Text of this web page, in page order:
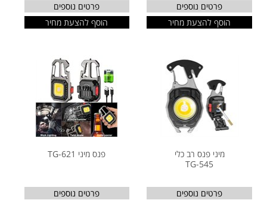
פרטים נוספים
הוסף להצעת מחיר
פרטים נוספים
הוסף להצעת מחיר
מיני פנס רב כלי
TG-545
פרטים נוספים
פנס מיני TG-621
פרטים נוספים